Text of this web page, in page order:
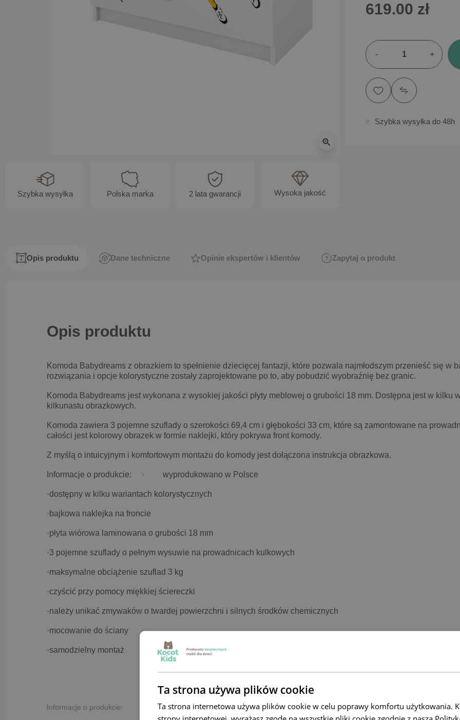
zoom_in
Szybka wysyłka Polska marka 2 lata gwarancji Wysoka jakość
619.00 zł
- +
Szybka wysyłka do 48h
Opis produktu Dane techniczne Opinie ekspertów i klientów Zapytaj o produkt
Opis produktu
Komoda Babydreams z obrazkiem to spełnienie dziecięcej fantazji, które pozwala najmłodszym przenieść się w
rozwiązania i opcje kolorystyczne zostały zaprojektowane po to, aby pobudzić wyobraźnię bez granic.
Komoda Babydreams jest wykonana z wysokiej jakości płyty meblowej o grubości 18 mm. Dostępna jest w kilku
kilkunastu obrazkowych.
Komoda zawiera 3 pojemne szuflady o szerokości 69,4 cm i głębokości 33 cm, które są zamontowane na
całości jest kolorowy obrazek w formie naklejki, który pokrywa front komody.
Z myślą o intuicyjnym i komfortowym montażu do komody jest dołączona instrukcja obrazkowa.
Informacje o produkcie: · wyprodukowano w Polsce
·dostępny w kilku wariantach kolorystycznych
·bajkowa naklejka na froncie
·płyta wiórowa laminowana o grubości 18 mm
·3 pojemne szuflady o pełnym wysuwie na prowadnicach kulkowych
·maksymalne obciążenie szuflad 3 kg
·czyścić przy pomocy miękkiej ściereczki
·należy unikać zmywaków o twardej powierzchni i silnych środków chemicznych
·mocowanie do ściany
·samodzielny montaż
Informacje o produkcie:
Ta strona używa plików cookie
Ta strona internetowa używa plików cookie w celu poprawy komfortu użytkowania.